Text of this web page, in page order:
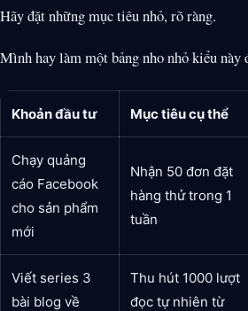
Hãy đặt những mục tiêu nhỏ, rõ ràng.
Mình hay làm một bảng nho nhỏ kiểu này
Khoản đầu tư Mục tiêu cụ thể
Chạy quảng
cáo Facebook
cho sản phẩm
mới
Nhận 50 đơn đặt
hàng thử trong 1
tuần
Viết series 3
bài blog về
Thu hút 1000 lượt
đọc tự nhiên từ